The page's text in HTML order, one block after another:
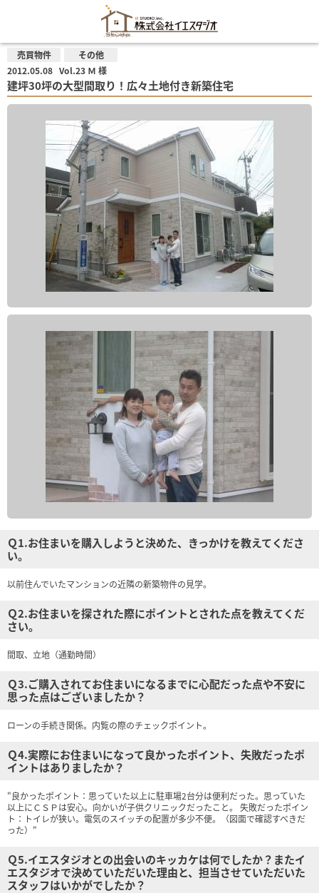
売買物件
その他
2012.05.08 Vol.23 Ｍ 様
建坪30坪の大型間取り！広々土地付き新築住宅
Ｑ1.お住まいを購入しようと決めた、きっかけを教えてくださ
い。
以前住んでいたマンションの近隣の新築物件の見学。
Ｑ2.お住まいを探された際にポイントとされた点を教えてくだ
さい。
間取、立地（通勤時間）
Ｑ3.ご購入されてお住まいになるまでに心配だった点や不安に
思った点はございましたか？
ローンの手続き関係。内覧の際のチェックポイント。
Ｑ4.実際にお住まいになって良かったポイント、失敗だったポ
イントはありましたか？
"良かったポイント：思っていた以上に駐車場2台分は便利だった。思っていた
以上にＣＳＰは安心。向かいが子供クリニックだったこと。 失敗だったポイン
ト：トイレが狭い。電気のスイッチの配置が多少不便。（図面で確認すべきだ
った）"
Ｑ5.イエスタジオとの出会いのキッカケは何でしたか？またイ
エスタジオで決めていただいた理由と、担当させていただいた
スタッフはいかがでしたか？